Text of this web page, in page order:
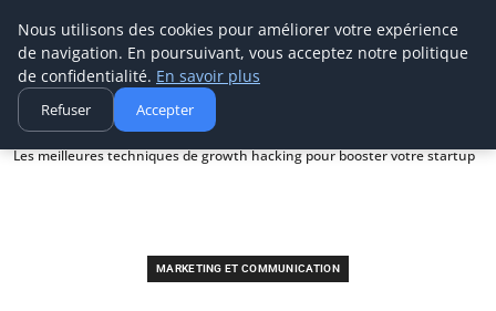
Aecme
Accueil
Marketing et communication
Les meilleures techniques de growth hacking pour booster votre startup
MARKETING ET COMMUNICATION
Nous utilisons des cookies pour améliorer votre expérience
de navigation. En poursuivant, vous acceptez notre politique
de confidentialité. En savoir plus
Refuser Accepter